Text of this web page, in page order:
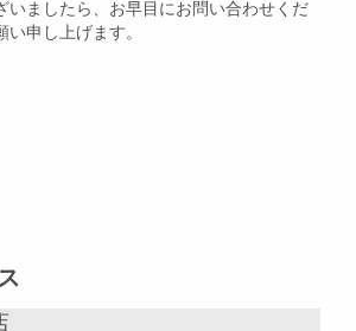
いましたら、お早目にお問い合わせくだ
申し上げます。